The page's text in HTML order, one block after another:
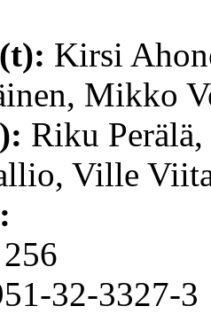
Kirsi
Mikko
Riku
Ville
256
32-3327-3